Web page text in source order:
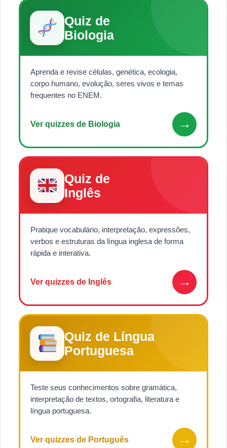
Quiz de
Biologia
Aprenda e revise células, genética, ecologia,
corpo humano, evolução, seres vivos e temas
frequentes no ENEM.
Ver quizzes de Biologia →
Quiz de
Inglês
Pratique vocabulário, interpretação, expressões,
verbos e estruturas da língua inglesa de forma
rápida e interativa.
Ver quizzes de Inglês →
Quiz de Língua
Portuguesa
Teste seus conhecimentos sobre gramática,
interpretação de textos, ortografia, literatura e
língua portuguesa.
Ver quizzes de Português →